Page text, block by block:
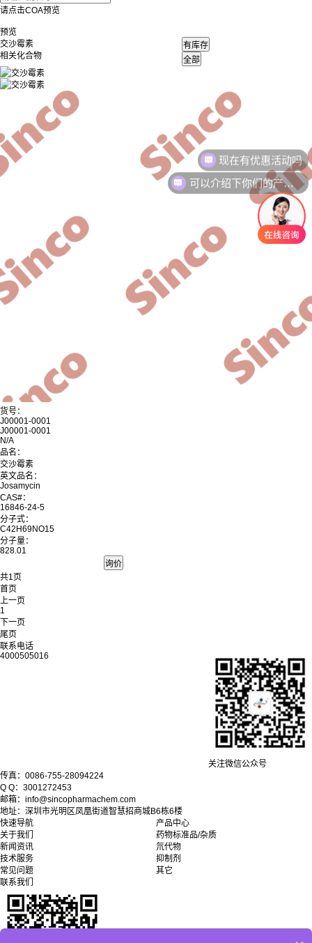
请点击COA预览
预览
交沙霉素
相关化合物
货号：
J00001-0001
J00001-0001
N/A
品名：
交沙霉素
英文品名：
Josamycin
CAS#：
16846-24-5
分子式：
C42H69NO15
分子量：
828.01
共1页
首页
上一页
1
下一页
尾页
联系电话
4000505016
关注微信公众号
传真：0086-755-28094224
Q Q：3001272453
邮箱：info@sincopharmachem.com
地址：深圳市光明区凤凰街道智慧招商城B6栋6楼
快速导航
产品中心
关于我们
新闻资讯
技术服务
常见问题
联系我们
药物标准品/杂质
氘代物
抑制剂
其它
可以介绍下你们的产品么
现在有优惠活动吗